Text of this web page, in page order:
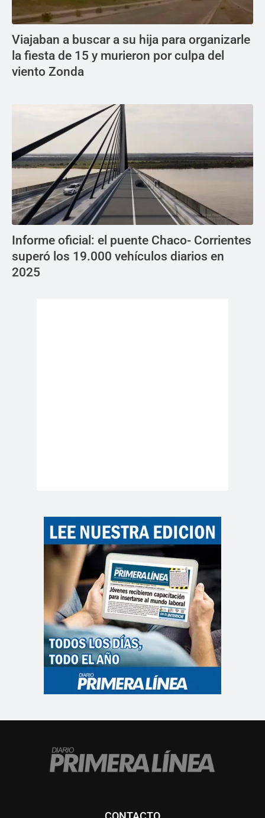
Viajaban a buscar a su hija para organizarle
la fiesta de 15 y murieron por culpa del
viento Zonda
Informe oficial: el puente Chaco- Corrientes
superó los 19.000 vehículos diarios en
2025